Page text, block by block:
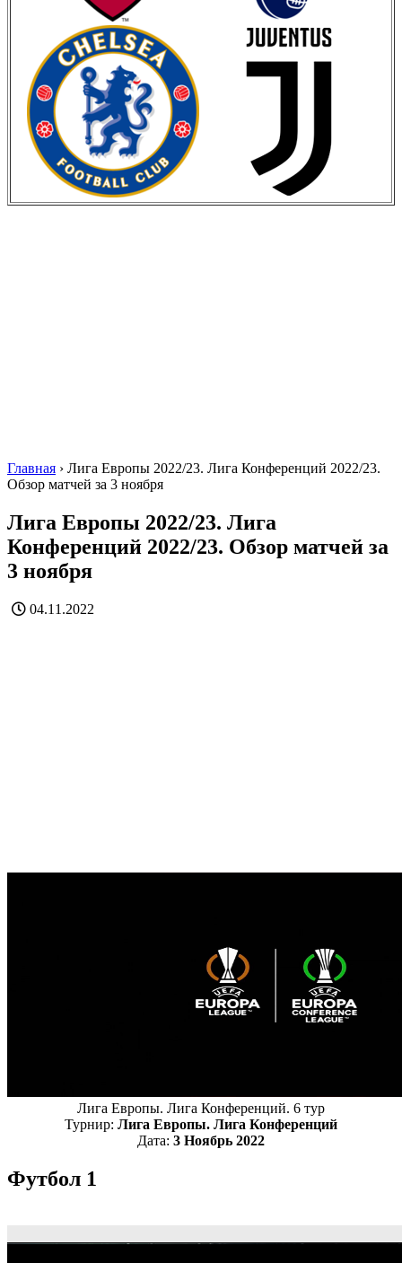
Главная › Лига Европы 2022/23. Лига Конференций 2022/23.
Обзор матчей за 3 ноября
Лига Европы 2022/23. Лига
Конференций 2022/23. Обзор матчей за
3 ноября
04.11.2022
Лига Европы. Лига Конференций. 6 тур
Турнир: Лига Европы. Лига Конференций
Дата: 3 Ноябрь 2022
Футбол 1